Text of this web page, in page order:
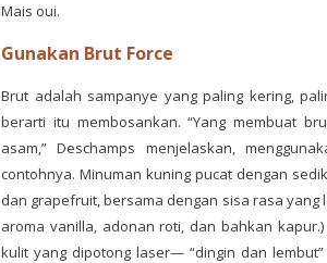
Mais oui.
Gunakan Brut Force
Brut adalah sampanye yang paling kering,
berarti itu membosankan. “Yang membuat
asam,” Deschamps menjelaskan,
contohnya. Minuman kuning pucat dengan
dan grapefruit, bersama dengan sisa rasa yang
aroma vanilla, adonan roti, dan bahkan
kulit yang dipotong laser— “dingin dan